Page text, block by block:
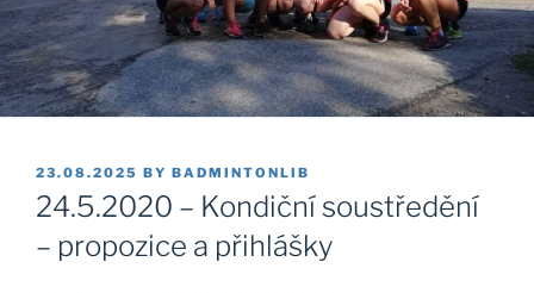
POSTED
ON
23.08.2025 BY BADMINTONLIB
24.5.2020 – Kondiční soustředění
– propozice a přihlášky